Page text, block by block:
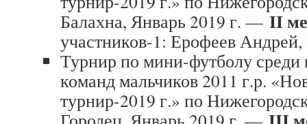
Балахна, Январь 2019 г. — II
участников-1: Ерофеев
Турнир по мини-футболу среди
команд мальчиков 2011 г.р.
турнир-2019 г.» по